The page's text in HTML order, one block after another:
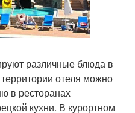
различные блюда в
отеля можно
в ресторанах
кухни. В курортном